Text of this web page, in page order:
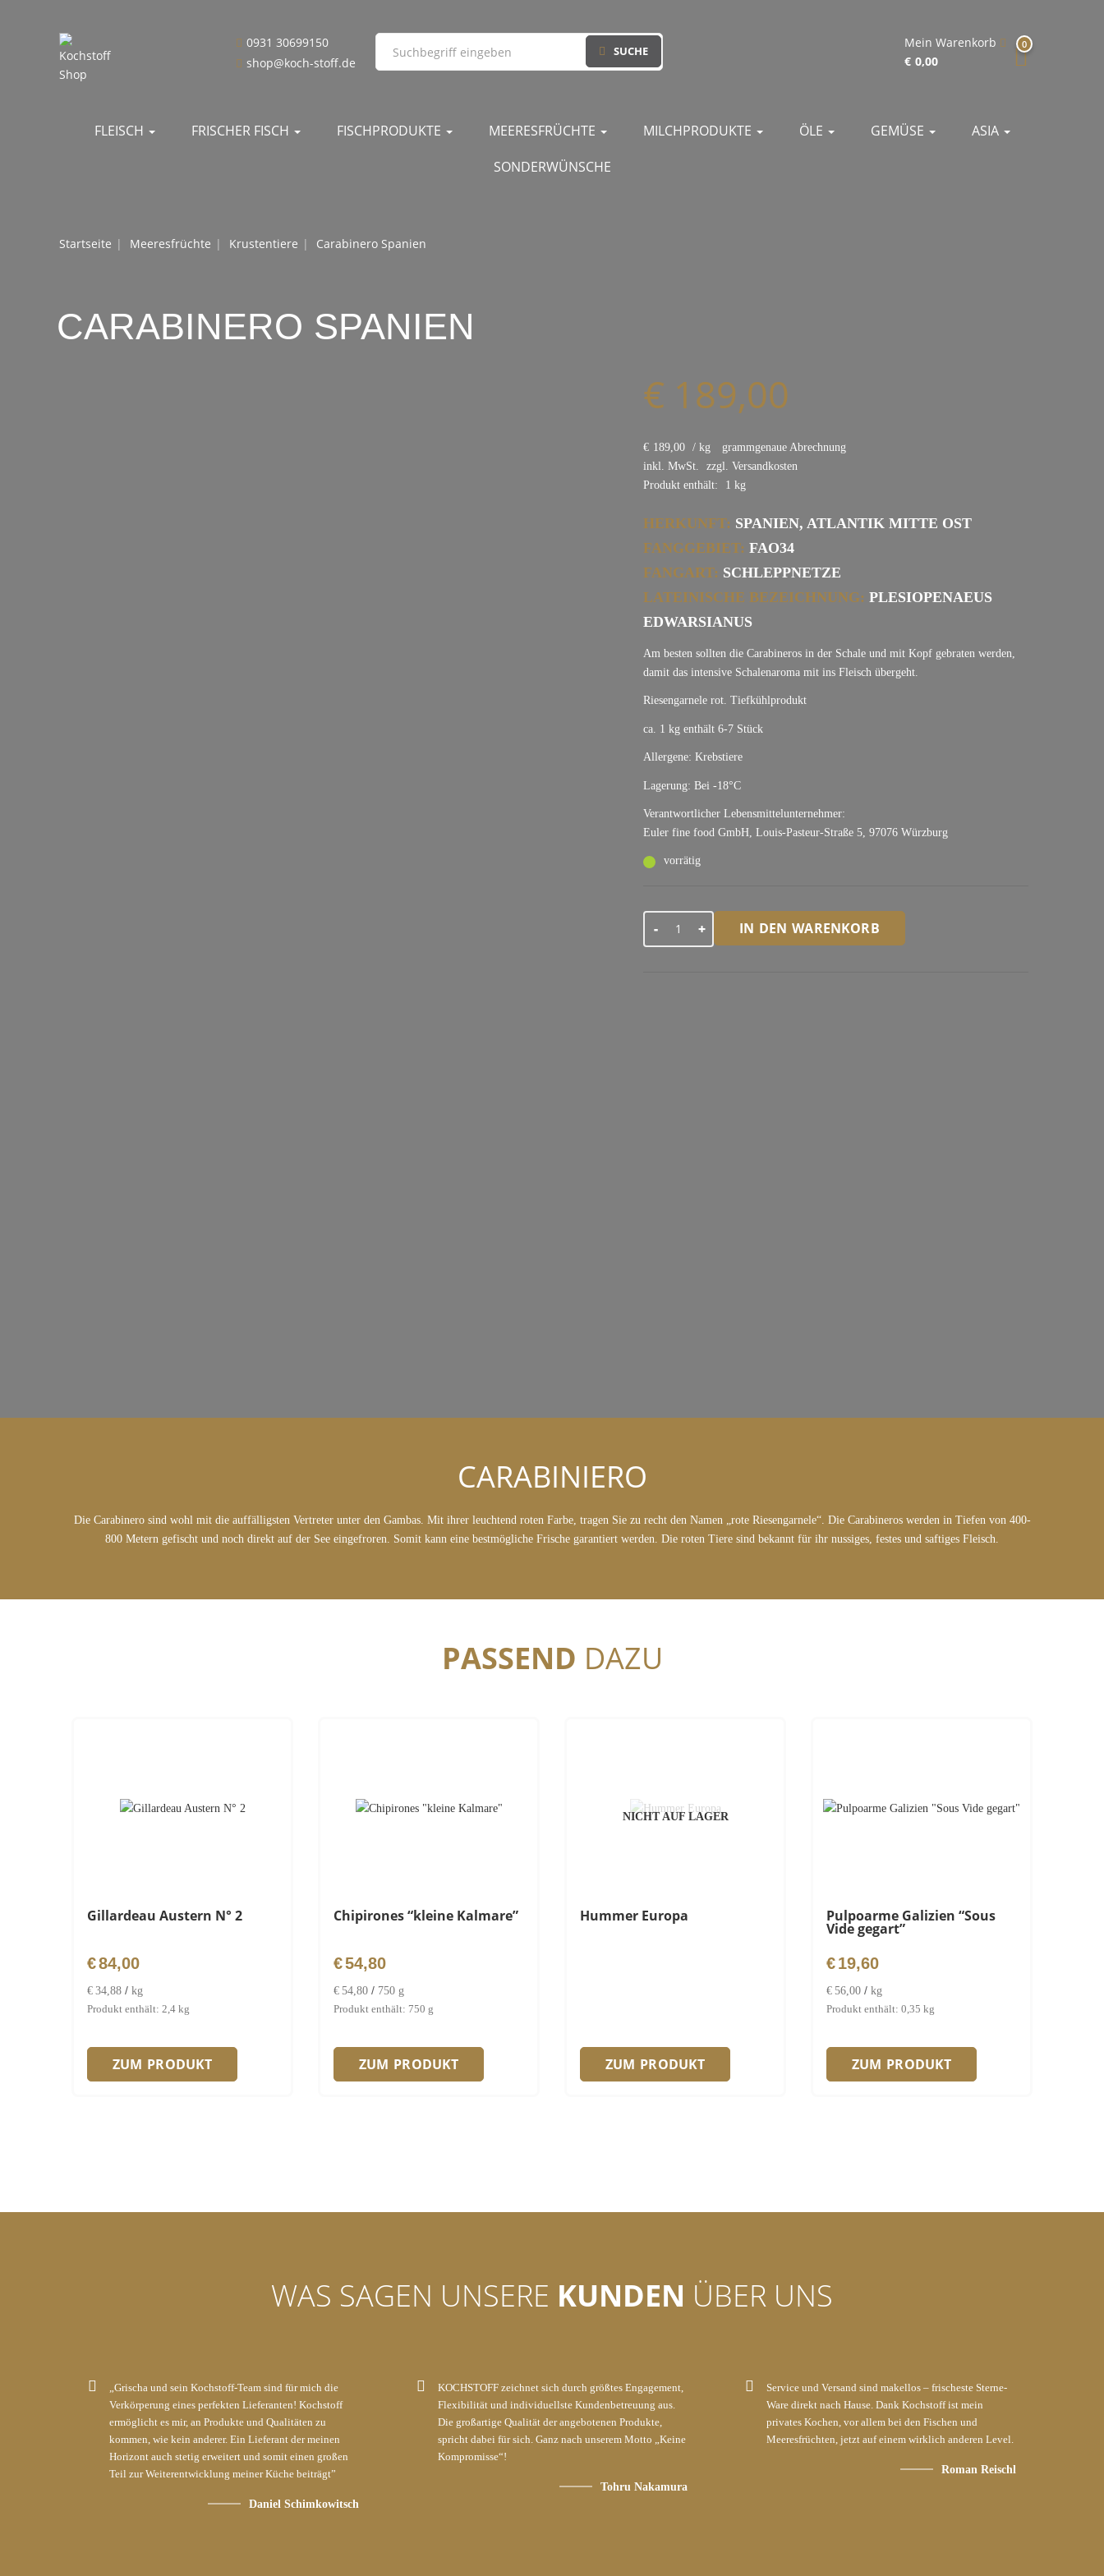
0931 30699150
shop@koch-stoff.de
SUCHE
Mein Warenkorb
€ 0,00
0
FLEISCH FRISCHER FISCH FISCHPRODUKTE MEERESFRÜCHTE MILCHPRODUKTE ÖLE GEMÜSE
ASIA
SONDERWÜNSCHE
Startseite Meeresfrüchte Krustentiere Carabinero Spanien
CARABINERO SPANIEN
€ 189,00
€ 189,00 / kg
grammgenaue Abrechnung
inkl. MwSt.
zzgl. Versandkosten
Produkt enthält:
1 kg
HERKUNFT: SPANIEN, ATLANTIK MITTE OST
FANGGEBIET: FAO34
FANGART: SCHLEPPNETZE
LATEINISCHE BEZEICHNUNG: PLESIOPENAEUS
EDWARSIANUS
Am besten sollten die Carabineros in der Schale und mit Kopf gebraten werden,
damit das intensive Schalenaroma mit ins Fleisch übergeht.
Riesengarnele rot. Tiefkühlprodukt
ca. 1 kg enthält 6-7 Stück
Allergene: Krebstiere
Lagerung: Bei -18°C
Verantwortlicher Lebensmittelunternehmer:
Euler fine food GmbH, Louis-Pasteur-Straße 5, 97076 Würzburg
vorrätig
IN DEN WARENKORB
CARABINIERO
Die Carabinero sind wohl mit die auffälligsten Vertreter unter den Gambas. Mit ihrer leuchtend roten Farbe, tragen Sie zu recht den Namen „rote Riesengarnele“. Die Carabineros werden in Tiefen von 400-
800 Metern gefischt und noch direkt auf der See eingefroren. Somit kann eine bestmögliche Frische garantiert werden. Die roten Tiere sind bekannt für ihr nussiges, festes und saftiges Fleisch.
PASSEND DAZU
Gillardeau Austern N° 2
€84,00
€ 34,88 / kg
Produkt enthält: 2,4 kg
ZUM PRODUKT
Chipirones “kleine Kalmare”
€54,80
€ 54,80 / 750 g
Produkt enthält: 750 g
ZUM PRODUKT
NICHT AUF LAGER
Hummer Europa
ZUM PRODUKT
Pulpoarme Galizien “Sous
Vide gegart”
€19,60
€ 56,00 / kg
Produkt enthält: 0,35 kg
ZUM PRODUKT
WAS SAGEN UNSERE KUNDEN ÜBER UNS
„Grischa und sein Kochstoff-Team sind für mich die
Verkörperung eines perfekten Lieferanten! Kochstoff
ermöglicht es mir, an Produkte und Qualitäten zu
kommen, wie kein anderer. Ein Lieferant der meinen
Horizont auch stetig erweitert und somit einen großen
Teil zur Weiterentwicklung meiner Küche beiträgt”
Daniel Schimkowitsch
KOCHSTOFF zeichnet sich durch größtes Engagement,
Flexibilität und individuellste Kundenbetreuung aus.
Die großartige Qualität der angebotenen Produkte,
spricht dabei für sich. Ganz nach unserem Motto „Keine
Kompromisse“!
Tohru Nakamura
Service und Versand sind makellos – frischeste Sterne-
Ware direkt nach Hause. Dank Kochstoff ist mein
privates Kochen, vor allem bei den Fischen und
Meeresfrüchten, jetzt auf einem wirklich anderen Level.
Roman Reischl